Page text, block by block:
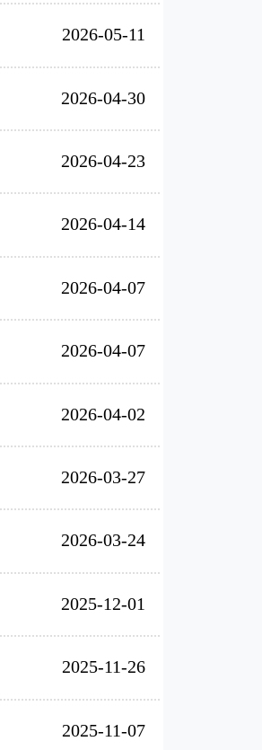
2026-05-11
2026-04-30
2026-04-23
2026-04-14
2026-04-07
2026-04-07
2026-04-02
2026-03-27
2026-03-24
2025-12-01
2025-11-26
2025-11-07